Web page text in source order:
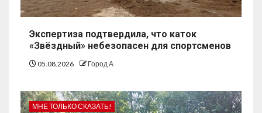
Экспертиза подтвердила, что каток
«Звёздный» небезопасен для спортсменов
05.08.2026 Город А
МНЕ ТОЛЬКО СКАЗАТЬ!